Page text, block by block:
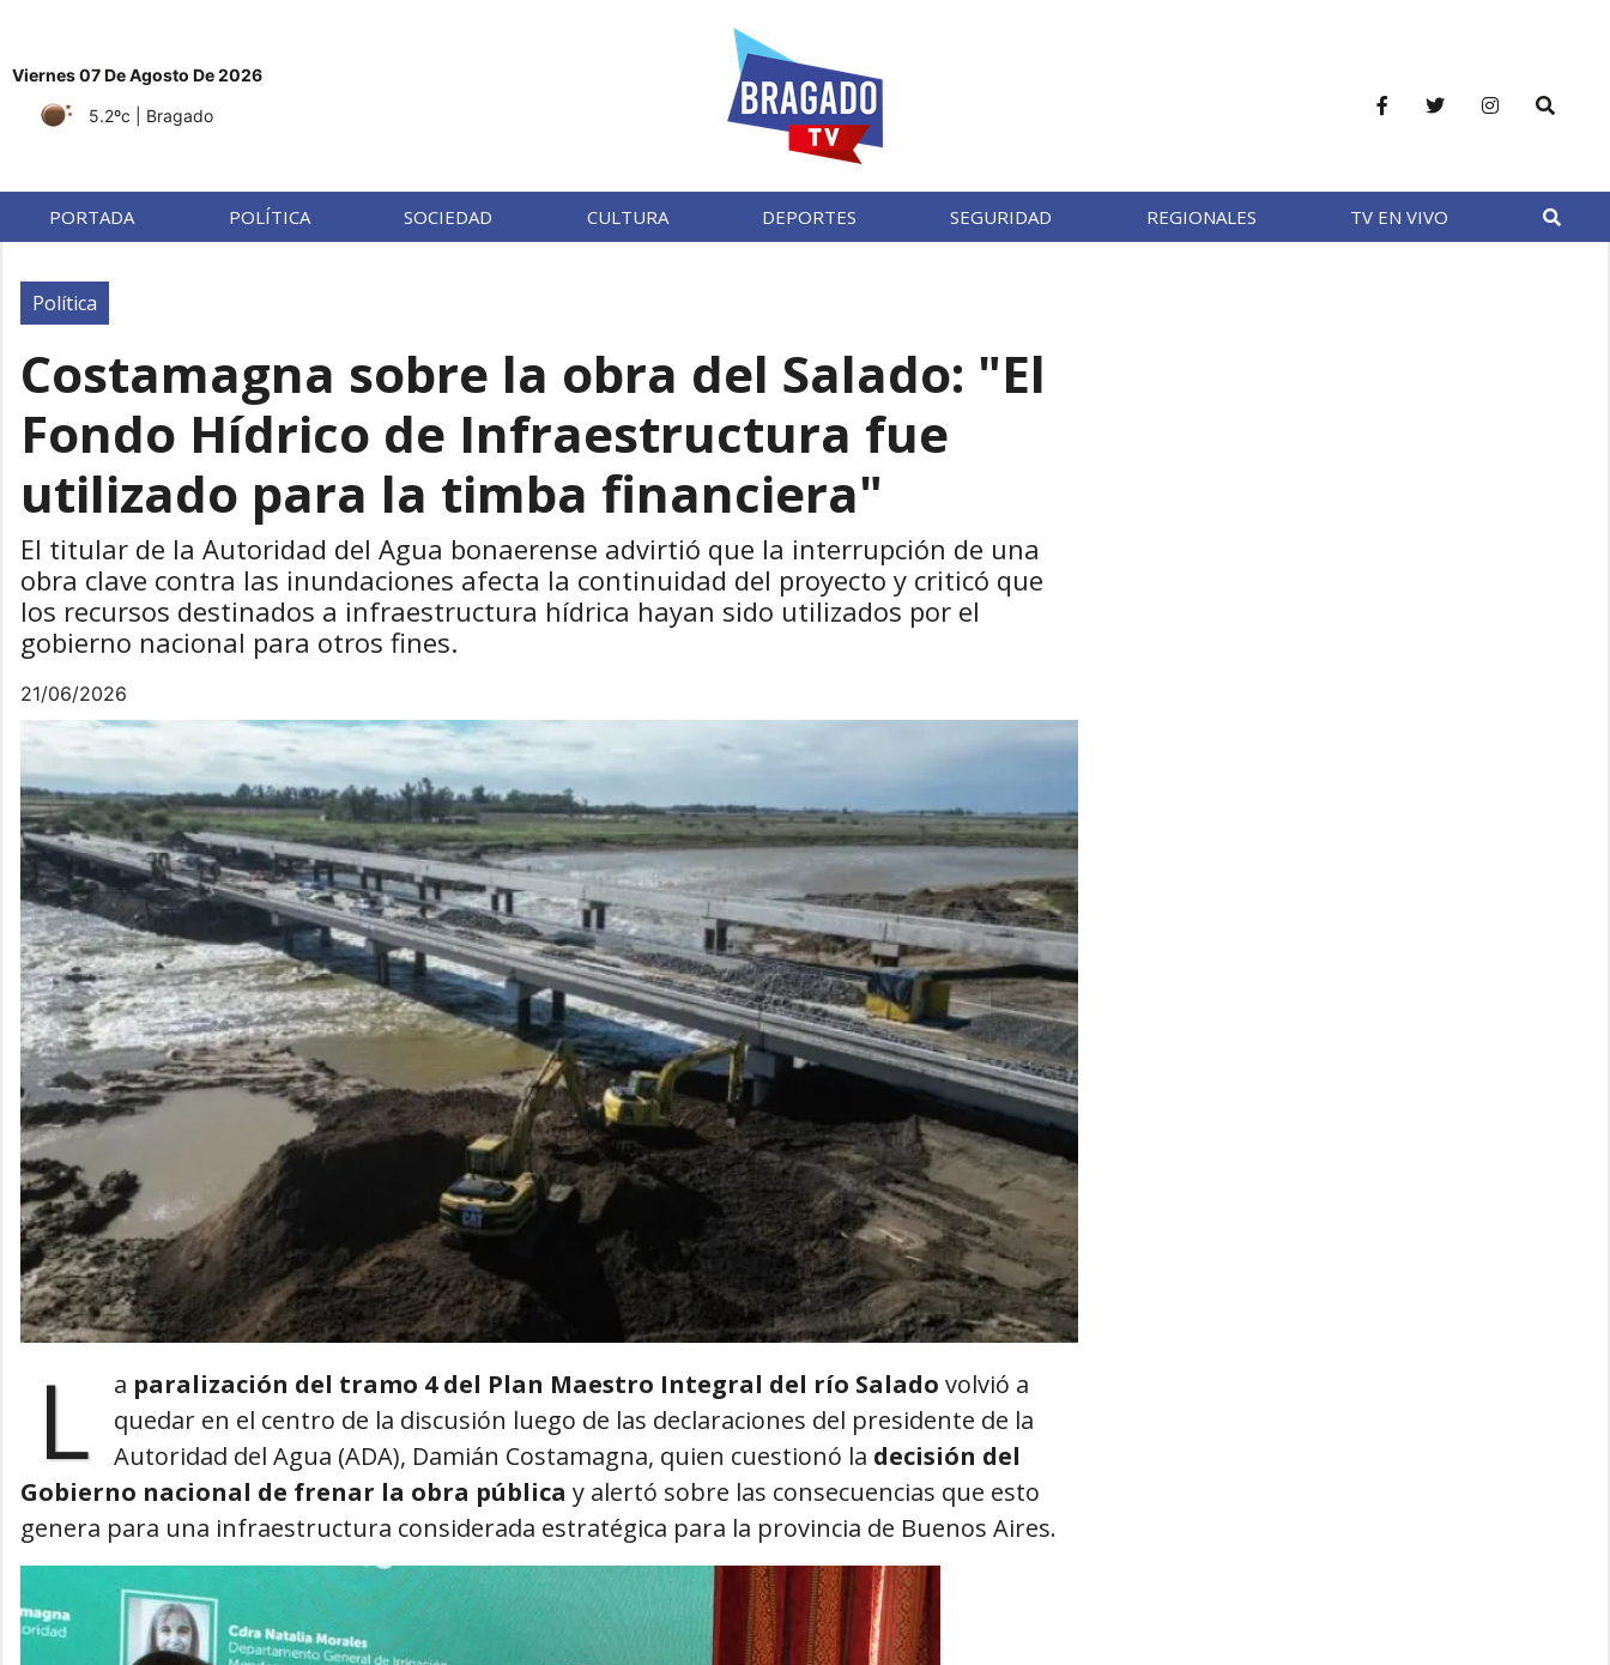
Viernes 07 De Agosto De 2026
5.2ºc
| Bragado
PORTADA POLÍTICA SOCIEDAD CULTURA DEPORTES SEGURIDAD REGIONALES TV EN VIVO
Política
Costamagna sobre la obra del Salado: "El
Fondo Hídrico de Infraestructura fue
utilizado para la timba financiera"
El titular de la Autoridad del Agua bonaerense advirtió que la interrupción de una
obra clave contra las inundaciones afecta la continuidad del proyecto y criticó que
los recursos destinados a infraestructura hídrica hayan sido utilizados por el
gobierno nacional para otros fines.
21/06/2026
L a paralización del tramo 4 del Plan Maestro Integral del río Salado volvió a
quedar en el centro de la discusión luego de las declaraciones del presidente de la
Autoridad del Agua (ADA), Damián Costamagna, quien cuestionó la decisión del
Gobierno nacional de frenar la obra pública y alertó sobre las consecuencias que esto
genera para una infraestructura considerada estratégica para la provincia de Buenos Aires.